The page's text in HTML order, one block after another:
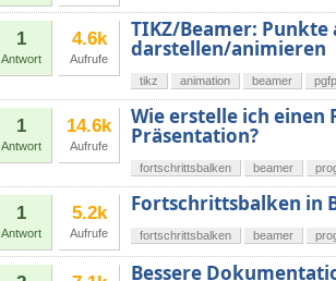
1
Antwort
4.6k
Aufrufe
TIKZ/Beamer:
darstellen/animieren
tikz animation beamer
1
Antwort
14.6k
Aufrufe
Wie erstelle ich
Präsentation?
fortschrittsbalken beamer
1
Antwort
5.2k
Aufrufe
Fortschrittsbalken in
fortschrittsbalken beamer
Bessere